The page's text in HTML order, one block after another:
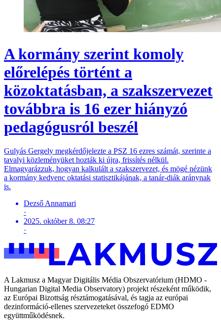
A kormány szerint komoly
előrelépés történt a
közoktatásban, a szakszervezet
továbbra is 16 ezer hiányzó
pedagógusról beszél
Gulyás Gergely megkérdőjelezte a PSZ 16 ezres számát, szerinte a
tavalyi közleményüket hozták ki újra, frissítés nélkül.
Elmagyarázzuk, hogyan kalkulált a szakszervezet, és mögé nézünk
a kormány kedvenc oktatási statisztikájának, a tanár-diák aránynak
is.
Dezső Annamari
·
2025. október 8. 08:27
·
A Lakmusz a Magyar Digitális Média Obszervatórium (HDMO -
Hungarian Digital Media Observatory) projekt részeként működik,
az Európai Bizottság résztámogatásával, és tagja az európai
dezinformáció-ellenes szervezeteket összefogó EDMO
együttműködésnek.